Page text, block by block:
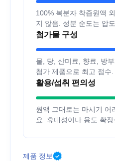
100% 복분자 착즙원액
지 않음. 성분 순도는 압
첨가물 구성
물, 당, 산미료, 향료, 방
첨가 제품으로 최고 점수.
활용/섭취 편의성
원액 그대로는 마시기 어
요. 휴대성이나 용도 확
제품 정보